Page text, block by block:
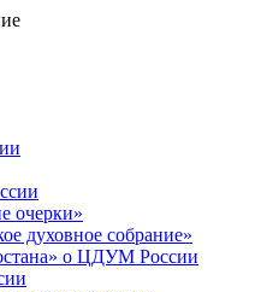
очерки»
духовное собрание»
о ЦДУМ России